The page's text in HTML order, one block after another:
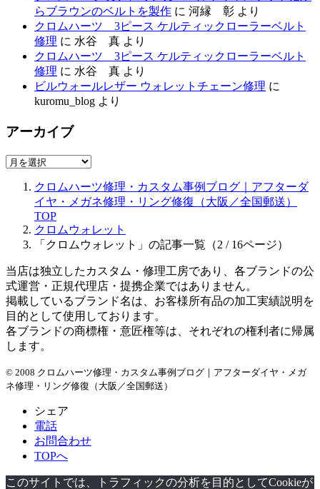
らブラウンのベルトを製作 に 河縁 彰 より
クロムハーツ 3ピース ケルティックローラーベルト
修理 に 水谷 真 より
クロムハーツ 3ピース ケルティックローラーベルト
修理 に 水谷 真 より
ビルウォールレザー ウォレットチェーン修理 に
kuromu_blog より
アーカイブ
ア
クロムハーツ修理・カスタム事例ブログ｜アフターダ
イヤ・メガネ修理・リング修復（大阪／全国郵送）
TOP
クロムウォレット
「クロムウォレット」の記事一覧（2 / 16ページ）
当店は独立したカスタム・修理工房であり、各ブランドの公
式運営・正規代理店・提携企業ではありません。
掲載しているブランド名は、お客様所有品の加工実績説明を
目的として使用しております。
各ブランドの商標権・意匠権等は、それぞれの権利者に帰属
します。
© 2008 クロムハーツ修理・カスタム事例ブログ｜アフターダイヤ・メガ
ネ修理・リング修復（大阪／全国郵送）
シェア
電話
お問合わせ
TOPへ
このサイトでは、トラフィックの分析を目的としてCookieが